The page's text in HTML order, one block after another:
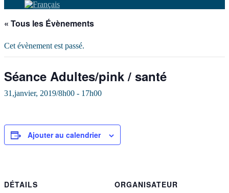
« Tous les Évènements
Cet évènement est passé.
Séance Adultes/pink / santé
31,janvier, 2019/8h00 - 17h00
Ajouter au calendrier
DÉTAILS
ORGANISATEUR